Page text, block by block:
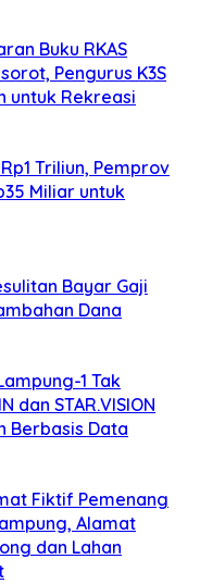
Buku RKAS
Pengurus K3S
untuk Rekreasi
Triliun, Pemprov
Miliar untuk
Bayar Gaji
Dana
1 Tak
dan STAR.VISION
Berbasis Data
Fiktif Pemenang
Alamat
dan Lahan